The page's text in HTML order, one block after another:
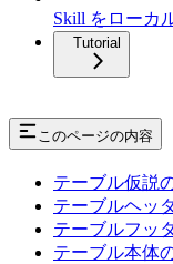
Skill をローカ
Tutorial
このページの内容
テーブル仮説
テーブルヘッ
テーブルフッ
テーブル本体